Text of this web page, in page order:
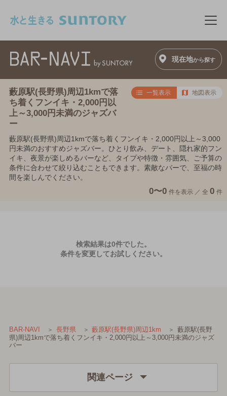
メ
現在地から探す
藪原駅(長野県)周辺1kmで落
ち着くフンイキ・2,000円以
上～3,000円未満のジャズバ
ー
一覧表示 地図表示
藪原駅(長野県)周辺1kmで落ち着くフンイキ・2,000円以上～3,000
円未満のおすすめジャズバー。ひとり飲み、デート、隠れ家的フン
イキ、夜景が楽しめるバーなど、タイプや特徴・雰囲気、ご予算の
条件に合わせて絞り込むこともできます。素敵なバーで、至福の時
間を楽しんでください。
0〜0 件を表示 ／ 全 0 件
検索結果は0件でした。
条件を変更してお試しください。
BAR-NAVI 長野県 藪原駅(長野県)周辺1km
藪原駅(長野
県)周辺1kmで落ち着くフンイキ・2,000円以上～3,000円未満のジャズ
バー
関連ページ